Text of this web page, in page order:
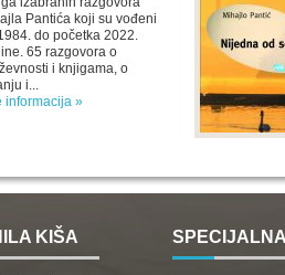
Pantića koji su vođeni
do početka 2022.
65 razgovora o
i knjigama, o
i...
informacija »
KIŠA